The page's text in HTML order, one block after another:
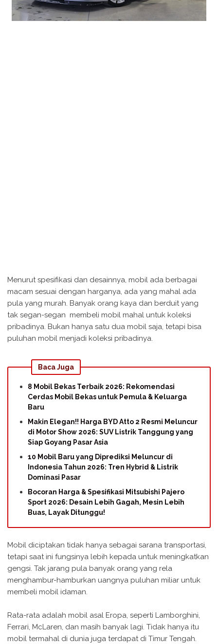
Menurut spesifikasi dan desainnya, mobil ada berbagai
macam sesuai dengan harganya, ada yang mahal ada
pula yang murah. Banyak orang kaya dan berduit yang
tak segan-segan membeli mobil mahal untuk koleksi
pribadinya. Bukan hanya satu dua mobil saja, tetapi bisa
puluhan mobil menjadi koleksi pribadinya.
Baca Juga
8 Mobil Bekas Terbaik 2026: Rekomendasi
Cerdas Mobil Bekas untuk Pemula & Keluarga
Baru
Makin Elegan!! Harga BYD Atto 2 Resmi Meluncur
di Motor Show 2026: SUV Listrik Tanggung yang
Siap Goyang Pasar Asia
10 Mobil Baru yang Diprediksi Meluncur di
Indonesia Tahun 2026: Tren Hybrid & Listrik
Dominasi Pasar
Bocoran Harga & Spesifikasi Mitsubishi Pajero
Sport 2026: Desain Lebih Gagah, Mesin Lebih
Buas, Layak Ditunggu!
Mobil diciptakan tidak hanya sebagai sarana transportasi,
tetapi saat ini fungsinya lebih kepada untuk meningkatkan
gengsi. Tak jarang pula banyak orang yang rela
menghambur-hamburkan uangnya puluhan miliar untuk
membeli mobil idaman.
Rata-rata adalah mobil asal Eropa, seperti Lamborghini,
Ferrari, McLaren, dan masih banyak lagi. Tidak hanya itu
mobil termahal di dunia juga terdapat di Timur Tengah.